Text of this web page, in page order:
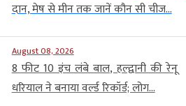
दान, मेष से मीन तक जानें कौन सी चीज...
August 08, 2026
8 फीट 10 इंच लंबे बाल, हल्द्वानी की रेनू
धरियाल ने बनाया वर्ल्ड रिकॉर्ड; लोग...